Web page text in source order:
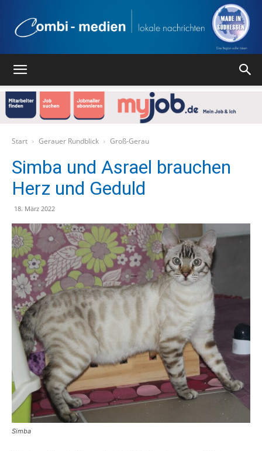
Verlag
Start Gerauer Rundblick Groß-Gerau
Simba und Asrael brauchen
Herz und Geduld
18. März 2022
Simba